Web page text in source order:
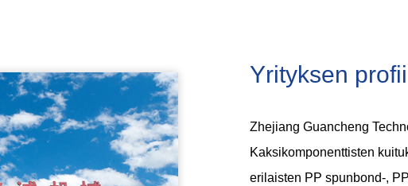
Yrityksen
Zhejiang Guancheng
Kaksikomponenttisten
erilaisten PP spunbond-,